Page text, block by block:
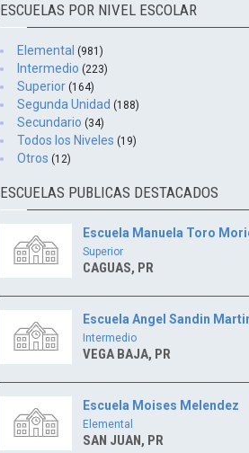
ESCUELAS POR NIVEL ESCOLAR
Elemental (981)
Intermedio (223)
Superior (164)
Segunda Unidad (188)
Secundario (34)
Todos los Niveles (19)
Otros (12)
ESCUELAS PUBLICAS DESTACADOS
Escuela Manuela Toro
Superior
CAGUAS, PR
Escuela Angel Sandin
Intermedio
VEGA BAJA, PR
Escuela Moises Melendez
Elemental
SAN JUAN, PR